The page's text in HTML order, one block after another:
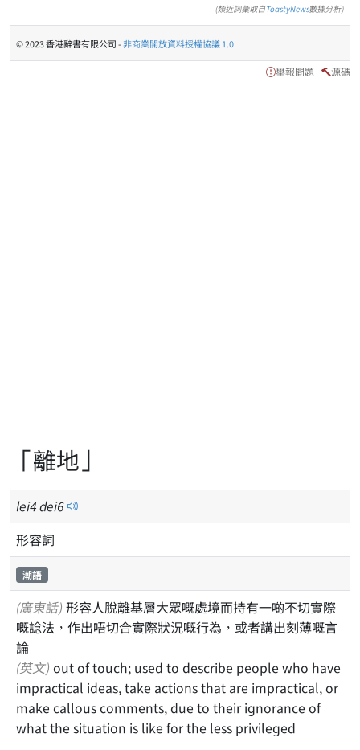
(類近詞彙取自ToastyNews數據分析)
© 2023 香港辭書有限公司 -非商業開放資料授權協議 1.0
舉報問題 源碼
「離地」
lei4dei6
形容詞
潮語
(廣東話)
嘅諗法，作出唔切合實際狀況嘅行為，或者講出刻薄嘅言
論
(英文)
impractical ideas, take actions that are impractical, or
make callous comments, due to their ignorance of
what the situation is like for the less privileged